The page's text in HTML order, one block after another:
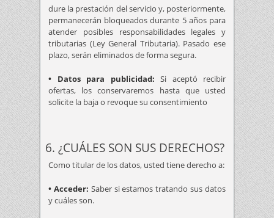
dure la prestación del servicio y, posteriormente,
permanecerán bloqueados durante 5 años para
atender posibles responsabilidades legales y
tributarias (Ley General Tributaria). Pasado ese
plazo, serán eliminados de forma segura.
• Datos para publicidad: Si aceptó recibir
ofertas, los conservaremos hasta que usted
solicite la baja o revoque su consentimiento
6. ¿CUÁLES SON SUS DERECHOS?
Como titular de los datos, usted tiene derecho a:
• Acceder: Saber si estamos tratando sus datos
y cuáles son.